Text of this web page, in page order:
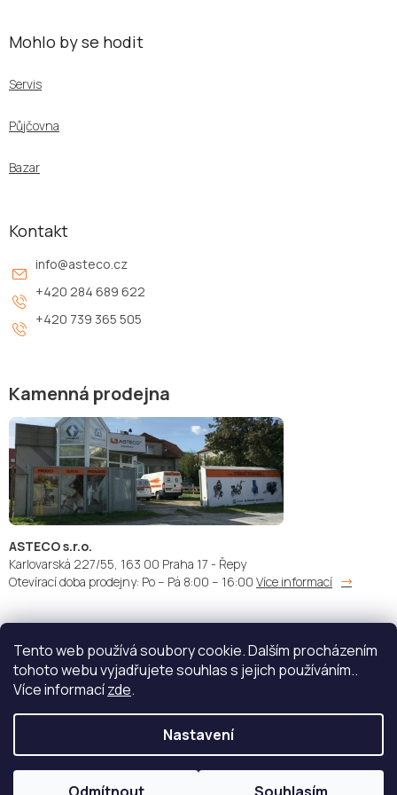
Tento web používá soubory cookie. Dalším procházením
tohoto webu vyjadřujete souhlas s jejich používáním..
Více informacízde.
Nastavení
Mohlo by se hodit
Servis
Půjčovna
Bazar
Kontakt
info@asteco.cz
+420 284 689 622
+420 739 365 505
Kamenná prodejna
ASTECO s.r.o.
Karlovarská 227/55, 163 00 Praha 17 - Řepy
Otevírací doba prodejny: Po – Pá 8:00 – 16:00 Více informací
Doprava: Platba:
STŘÍKACÍ TECHNIKA - ASTECO s.r.o.
práva vyhrazena.Upravit nastavení cookies